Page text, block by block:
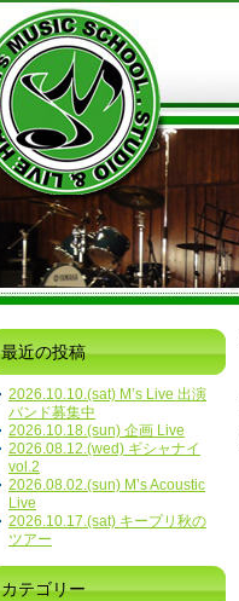
最近の投稿
2026.10.10.(sat) M’s Live 出演
バンド募集中
2026.10.18.(sun) 企画 Live
2026.08.12.(wed) ギシャナイ
vol.2
2026.08.02.(sun) M’s Acoustic
Live
2026.10.17.(sat) キープリ秋の
ツアー
カテゴリー